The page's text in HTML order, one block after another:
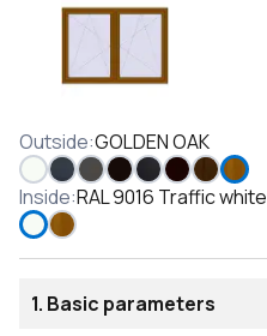
Outside:GOLDEN OAK
Inside:RAL 9016 Traffic white
1. Basic parameters